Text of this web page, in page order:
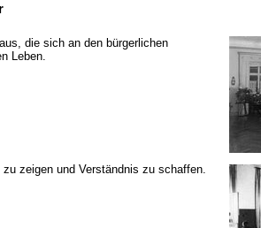
die sich an den bürgerlichen
Leben.
zeigen und Verständnis zu schaffen.